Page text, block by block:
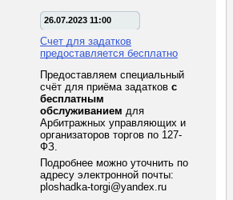
26.07.2023 11:00
Счет для задатков
предоставляется бесплатно
Предоставляем специальный
счёт для приёма задатков с
бесплатным
обслуживанием для
Арбитражных управляющих и
организаторов торгов по 127-
ФЗ.
Подробнее можно уточнить по
адресу электронной почты:
ploshadka-torgi@yandex.ru